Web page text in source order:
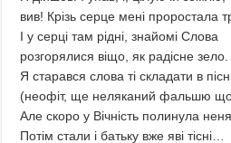
вив! Крізь серце мені проростала
І у серці там рідні, знайомі Слова
розгорялися віщо, як радісне зело.
Я старався слова ті складати в
(неофіт, ще неляканий фальшю
Але скоро у Вічність полинула
Потім стали і батьку вже яві тісні…